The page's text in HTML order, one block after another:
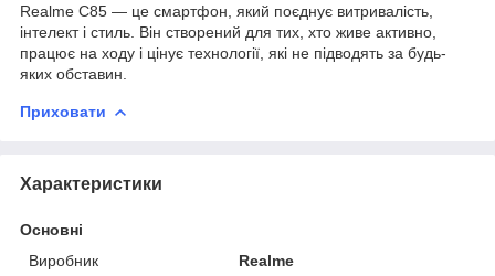
Realme C85 — це смартфон, який поєднує витривалість,
інтелект і стиль. Він створений для тих, хто живе активно,
працює на ходу і цінує технології, які не підводять за будь-
яких обставин.
Приховати
Характеристики
Основні
Виробник
Realme